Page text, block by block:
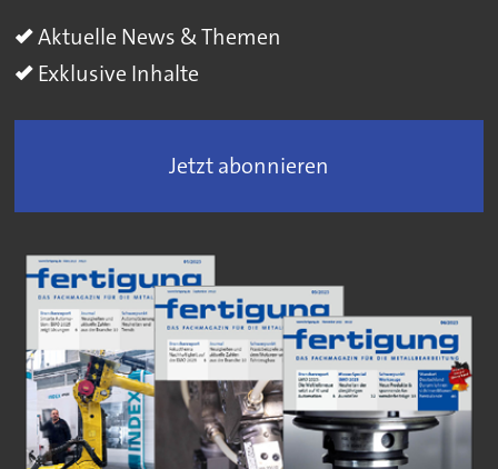
Aktuelle News & Themen
Exklusive Inhalte
Jetzt abonnieren